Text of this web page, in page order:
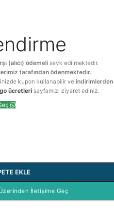
(alıcı) ödemeli sevk edilmektedir.
tarafından ödenmektedir.
kupon kullanabilir veindirimlerden
ücretleri sayfamızı ziyaret ediniz.
EKLE
İletişime Geç